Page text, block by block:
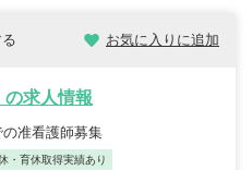
お気に入りに追加
の求人情報
准看護師募集
・育休取得実績あり